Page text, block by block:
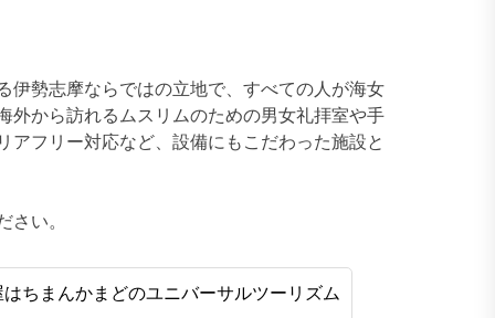
勢志摩ならではの立地で、すべての人が海女
から訪れるムスリムのための男女礼拝室や手
フリー対応など、設備にもこだわった施設と
い。